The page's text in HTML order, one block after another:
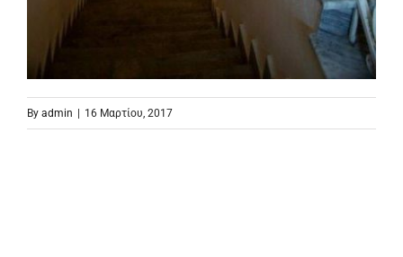
By admin 16 Μαρτίου, 2017